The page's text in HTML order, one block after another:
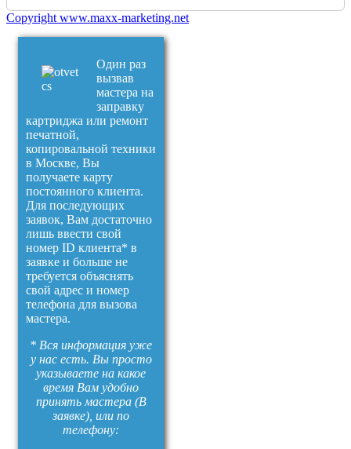
Copyright www.maxx-marketing.net
Один раз
вызвав
мастера на
заправку
картриджа или ремонт
печатной,
копировальной техники
в Москве, Вы
получаете карту
постоянного клиента.
Для последующих
заявок, Вам достаточно
лишь ввести свой
номер ID клиента* в
заявке и больше не
требуется объяснять
свой адрес и номер
телефона для вызова
мастера.
* Вся информация уже
у нас есть. Вы просто
указываете на какое
время Вам удобно
принять мастера (В
заявке), или по
телефону: